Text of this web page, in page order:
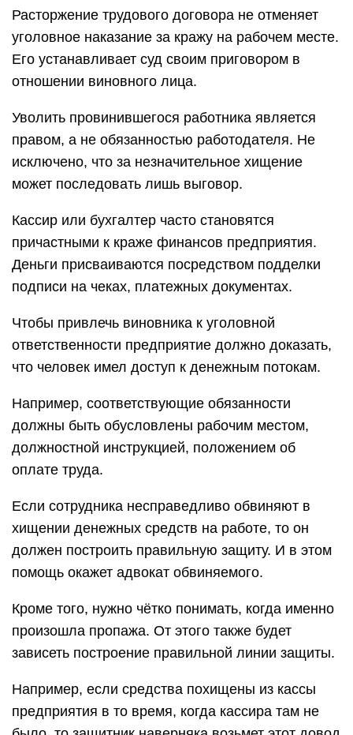
Расторжение трудового договора не отменяет
уголовное наказание за кражу на рабочем месте.
Его устанавливает суд своим приговором в
отношении виновного лица.
Уволить провинившегося работника является
правом, а не обязанностью работодателя. Не
исключено, что за незначительное хищение
может последовать лишь выговор.
Кассир или бухгалтер часто становятся
причастными к краже финансов предприятия.
Деньги присваиваются посредством подделки
подписи на чеках, платежных документах.
Чтобы привлечь виновника к уголовной
ответственности предприятие должно доказать,
что человек имел доступ к денежным потокам.
Например, соответствующие обязанности
должны быть обусловлены рабочим местом,
должностной инструкцией, положением об
оплате труда.
Если сотрудника несправедливо обвиняют в
хищении денежных средств на работе, то он
должен построить правильную защиту. И в этом
помощь окажет адвокат обвиняемого.
Кроме того, нужно чётко понимать, когда именно
произошла пропажа. От этого также будет
зависеть построение правильной линии защиты.
Например, если средства похищены из кассы
предприятия в то время, когда кассира там не